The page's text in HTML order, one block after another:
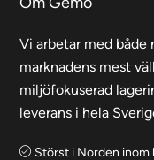
Vi arbetar med både
marknadens mest
miljöfokuserad
leverans i hela
Störst i Norden inom